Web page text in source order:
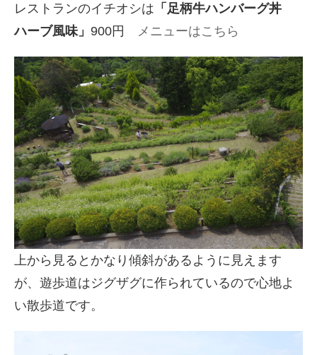
レストランのイチオシは 「足柄牛ハンバーグ丼
ハーブ風味」 900円 メニューはこちら
上から見るとかなり傾斜があるように見えます
が、遊歩道はジグザグに作られているので心地よ
い散歩道です。